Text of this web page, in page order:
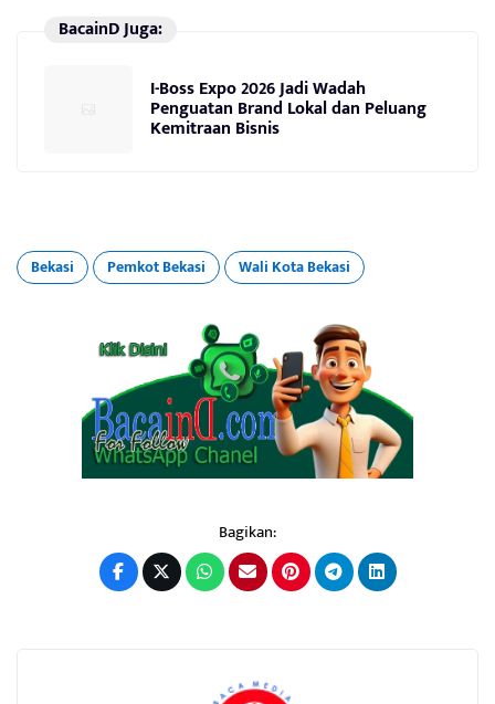
BacainD Juga:
I-Boss Expo 2026 Jadi Wadah
Penguatan Brand Lokal dan Peluang
Kemitraan Bisnis
Bekasi Pemkot Bekasi Wali Kota Bekasi
Bagikan: